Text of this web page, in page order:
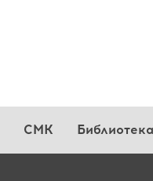
СМК Библиотека